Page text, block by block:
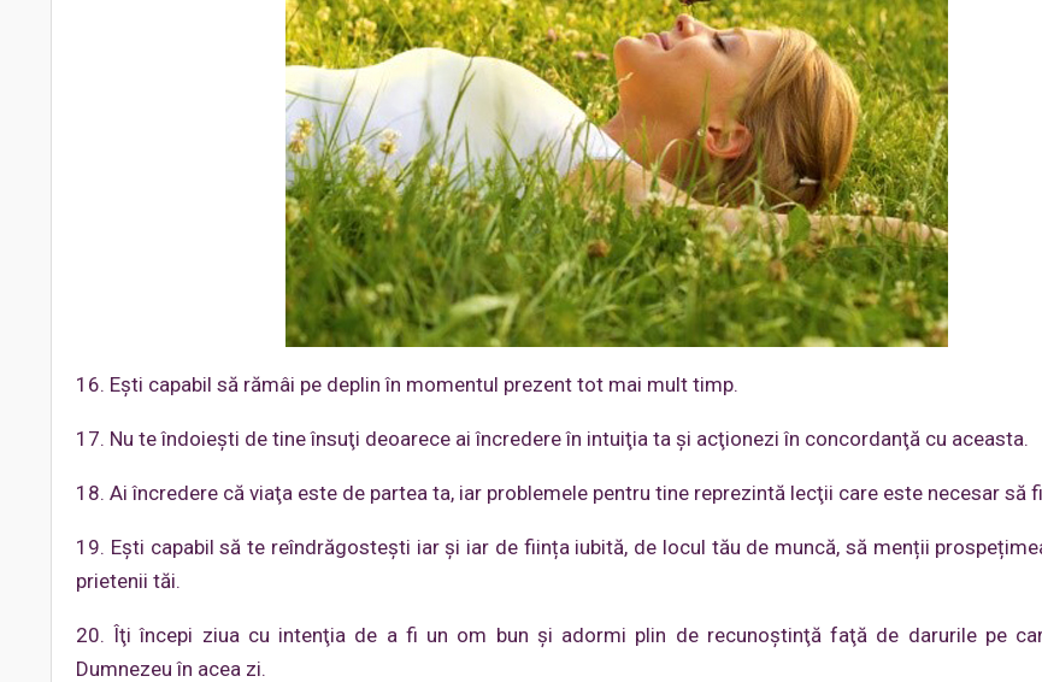
16. Eşti capabil să rămâi pe deplin în momentul prezent tot mai mult timp.
17. Nu te îndoieşti de tine însuţi deoarece ai încredere în intuiţia ta şi acţionezi în concordanţă cu aceasta.
18. Ai încredere că viaţa este de partea ta, iar problemele pentru tine reprezintă lecţii care este necesar să
19. Eşti capabil să te reîndrăgostești iar şi iar de ființa iubită, de locul tău de muncă, să menții
prietenii tăi.
20. Îţi începi ziua cu intenţia de a fi un om bun şi adormi plin de recunoştinţă faţă de darurile pe
Dumnezeu în acea zi.